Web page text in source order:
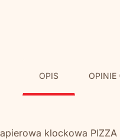
OPIS OPINIE
klockowa PIZZA